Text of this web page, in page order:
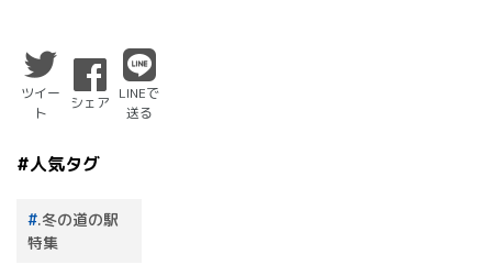
ツイー
ト
シェア
LINEで
送る
#人気タグ
.冬の道の駅
特集